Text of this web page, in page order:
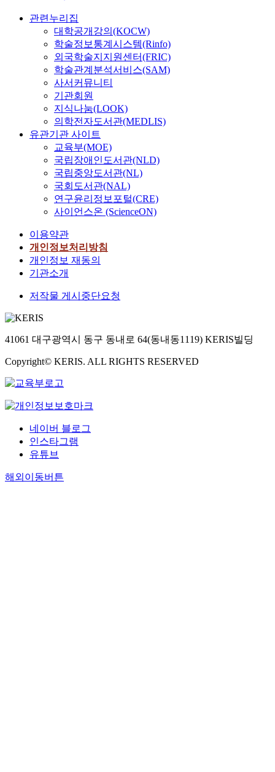
관련누리집
대학공개강의(KOCW)
학술정보통계시스템(Rinfo)
외국학술지지원센터(FRIC)
학술관계분석서비스(SAM)
사서커뮤니티
기관회원
지식나눔(LOOK)
의학전자도서관(MEDLIS)
유관기관 사이트
교육부(MOE)
국립장애인도서관(NLD)
국립중앙도서관(NL)
국회도서관(NAL)
연구윤리정보포털(CRE)
사이언스온 (ScienceON)
이용약관
개인정보처리방침
개인정보 재동의
기관소개
저작물 게시중단요청
41061 대구광역시 동구 동내로 64(동내동1119) KERIS빌딩
Copyright© KERIS. ALL RIGHTS RESERVED
네이버 블로그
인스타그램
유튜브
해외이동버튼